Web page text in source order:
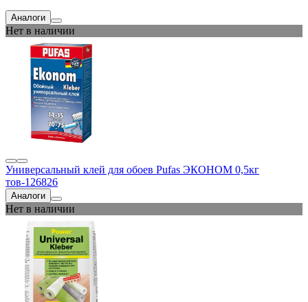
Аналоги
Нет в наличии
Универсальный клей для обоев Pufas ЭКОНОМ 0,5кг
тов-126826
Аналоги
Нет в наличии